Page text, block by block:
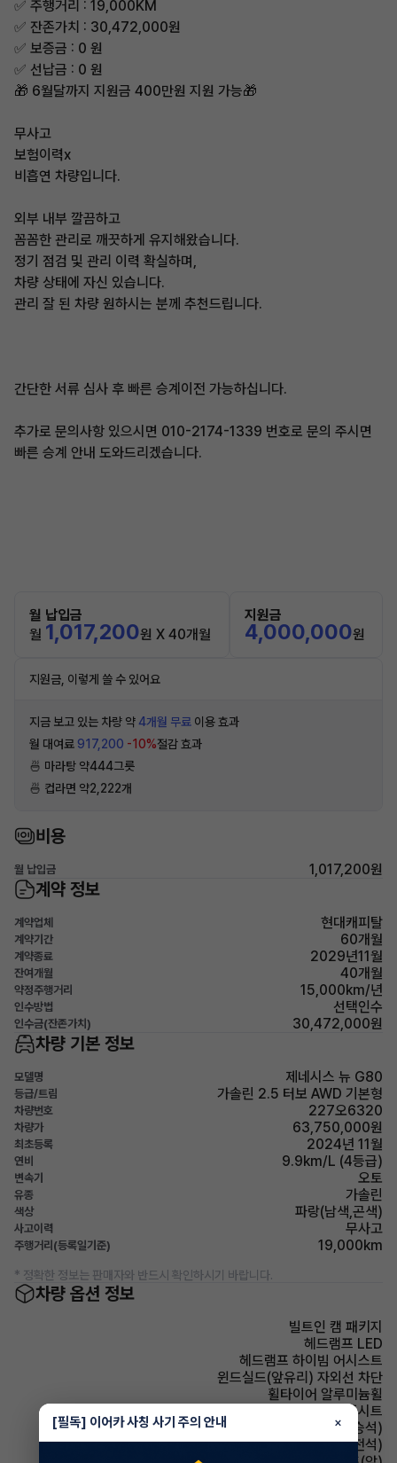
✅ 주행거리 : 19,000KM
✅ 잔존가치 : 30,472,000원
✅ 보증금 : 0 원
✅ 선납금 : 0 원
🎁 6월달까지 지원금 400만원 지원 가능🎁
무사고
보험이력x
비흡연 차량입니다.
외부 내부 깔끔하고
꼼꼼한 관리로 깨끗하게 유지해왔습니다.
정기 점검 및 관리 이력 확실하며,
차량 상태에 자신 있습니다.
관리 잘 된 차량 원하시는 분께 추천드립니다.
간단한 서류 심사 후 빠른 승계이전 가능하십니다.
추가로 문의사항 있으시면 010-2174-1339 번호로 문의 주시면
빠른 승계 안내 도와드리겠습니다.
월 납입금
월 1,017,200원 X 40개월
지원금
4,000,000원
지원금, 이렇게 쓸 수 있어요
지금 보고 있는 차량 약4개월 무료 이용 효과
월 대여료 917,200 -10%절감 효과
🍜 마라탕 약444그릇
🍜 컵라면 약2,222개
비용
월 납입금 1,017,200원
계약 정보
계약업체 현대캐피탈
계약기간 60개월
계약종료 2029년11월
잔여개월 40개월
약정주행거리 15,000km/년
인수방법 선택인수
인수금(잔존가치) 30,472,000원
차량 기본 정보
모델명 제네시스 뉴 G80
등급/트림 가솔린 2.5 터보 AWD 기본형
차량번호 227오6320
차량가 63,750,000원
최초등록 2024년 11월
연비 9.9km/L (4등급)
변속기 오토
유종 가솔린
색상 파랑(남색,곤색)
사고이력 무사고
주행거리(등록일기준) 19,000km
* 정확한 정보는 판매자와 반드시 확인하시기 바랍니다.
차량 옵션 정보
빌트인 캠 패키지
헤드램프 LED
헤드램프 하이빔 어시스트
윈드실드(앞유리) 자외선 차단
휠타이어 알루미늄휠
시트 가죽시트
시트 전동시트(동승석)
시트 전동시트(운전석)
[필독] 이어카 사칭 사기 주의 안내 ×